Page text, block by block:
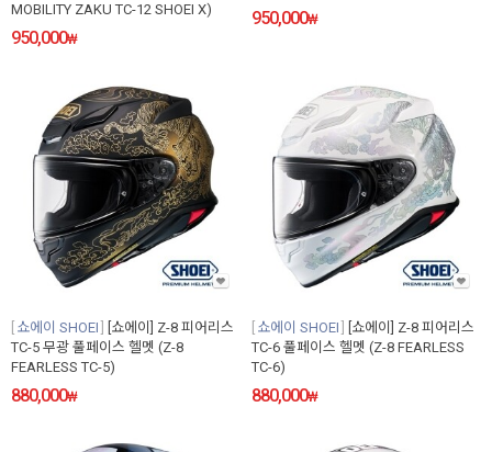
MOBILITY ZAKU TC-12 SHOEI X)
950,000₩
950,000₩
쇼에이 SHOEI
[쇼에이] Z-8 피어리스
TC-5 무광 풀페이스 헬멧 (Z-8
FEARLESS TC-5)
880,000₩
쇼에이 SHOEI
[쇼에이] Z-8 피어리스
TC-6 풀페이스 헬멧 (Z-8 FEARLESS
TC-6)
880,000₩